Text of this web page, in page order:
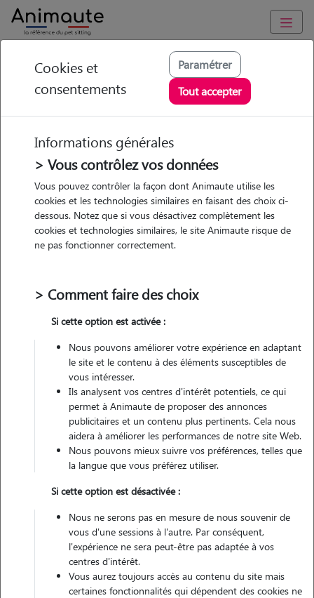
Animaute Auvergne-Rhône-Alpes Cantal/Lanobre
Noemie - Petsitter à
Lanobre
5/5 (2 avis)
• 28 ans
chez le Pet Sitter
1 animal Maison
Véhiculé
Gardes réalisées
Contacter
L'envoi d'une demande est sans engagement
Cookies et
consentements
Paramétrer
Tout accepter
Informations générales
> Vous contrôlez vos données
Vous pouvez contrôler la façon dont Animaute utilise les
cookies et les technologies similaires en faisant des choix ci-
dessous. Notez que si vous désactivez complètement les
cookies et technologies similaires, le site Animaute risque de
ne pas fonctionner correctement.
> Comment faire des choix
Si cette option est activée :
Nous pouvons améliorer votre expérience en adaptant
le site et le contenu à des éléments susceptibles de
vous intéresser.
Ils analysent vos centres d'intérêt potentiels, ce qui
permet à Animaute de proposer des annonces
publicitaires et un contenu plus pertinents. Cela nous
aidera à améliorer les performances de notre site Web.
Nous pouvons mieux suivre vos préférences, telles que
la langue que vous préférez utiliser.
Si cette option est désactivée :
Nous ne serons pas en mesure de nous souvenir de
vous d'une sessions à l'autre. Par conséquent,
l'expérience ne sera peut-être pas adaptée à vos
centres d'intérêt.
Vous aurez toujours accès au contenu du site mais
certaines fonctionnalités qui dépendent des cookies ne